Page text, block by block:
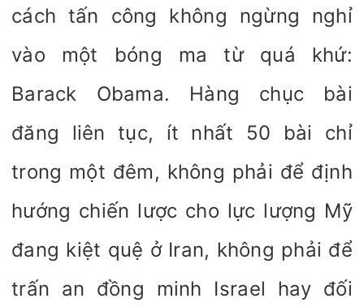
cách tấn công không ngừng nghỉ
vào một bóng ma từ quá khứ:
Barack Obama. Hàng chục bài
đăng liên tục, ít nhất 50 bài chỉ
trong một đêm, không phải để định
hướng chiến lược cho lực lượng Mỹ
đang kiệt quệ ở Iran, không phải để
trấn an đồng minh Israel hay đối